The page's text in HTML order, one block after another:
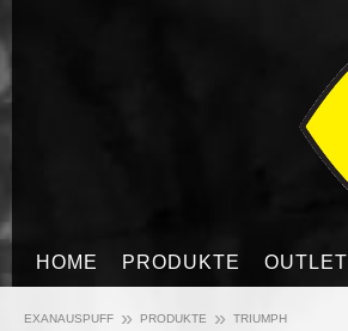
HOME PRODUKTE OUTLET
EXANAUSPUFF » PRODUKTE » TRIUMPH